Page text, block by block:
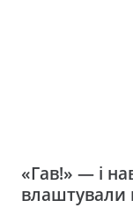
«Гав!» — і
влаштували